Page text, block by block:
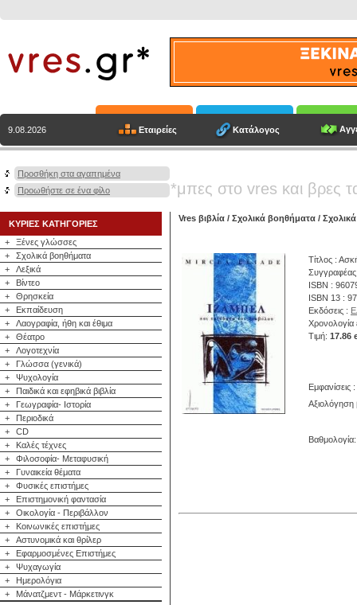
9.08.2026 Εταιρείες Κατάλογος
Προσθήκη στα αγαπημένα
Προωθήστε σε ένα φίλο
*μπες στο vres και βρες
ΚΥΡΙΕΣ ΚΑΤΗΓΟΡΙΕΣ
+
Ξένες γλώσσες
+
Σχολικά βοηθήματα
+
Λεξικά
+
Βίντεο
+
Θρησκεία
+
Εκπαίδευση
+
Λαογραφία, ήθη και έθιμα
+
Θέατρο
+
Λογοτεχνία
+
Γλώσσα (γενικά)
+
Ψυχολογία
+
Παιδικά και εφηβικά βιβλία
+
Γεωγραφία- Ιστορία
+
Περιοδικά
+
CD
+
Καλές τέχνες
+
Φιλοσοφία- Μεταφυσική
+
Γυναικεία θέματα
+
Φυσικές επιστήμες
+
Επιστημονική φαντασία
+
Οικολογία - Περιβάλλον
+
Κοινωνικές επιστήμες
+
Αστυνομικά και θρίλερ
+
Εφαρμοσμένες Επιστήμες
+
Ψυχαγωγία
+
Ημερολόγια
+
Μάνατζμεντ - Μάρκετινγκ
Vres βιβλία / Σχολικά βοηθήματα /
Τίτλος :
ISBN :
ISBN 13 :
Εκδόσεις :
Τιμή: 17.86
Εμφανίσεις
Αξιολόγηση